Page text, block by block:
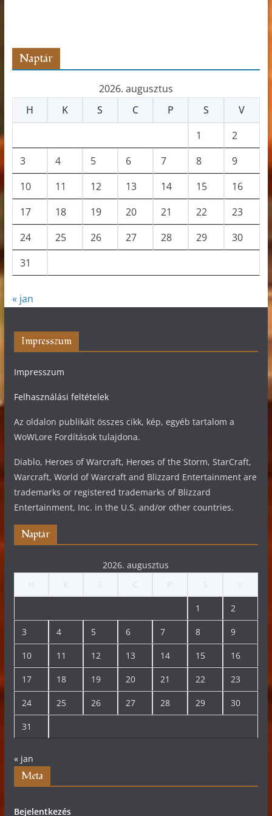
Naptár
2026. augusztus
H
K S C P S
V
1
2
3
4 5 6 7 8
9
10
11 12 13 14 15
16
17
18 19 20 21 22
23
24
25 26 27 28 29
30
31
« jan
Impresszum
Impresszum
Felhasználási feltételek
Az oldalon publikált összes cikk, kép, egyéb tartalom a
WoWLore Fordítások tulajdona.
Diablo, Heroes of Warcraft, Heroes of the Storm, StarCraft,
Warcraft, World of Warcraft and Blizzard Entertainment are
trademarks or registered trademarks of Blizzard
Entertainment, Inc. in the U.S. and/or other countries.
Naptár
2026. augusztus
1 2
3 4 5 6 7 8 9
10 11 12 13 14 15 16
17 18 19 20 21 22 23
24 25 26 27 28 29 30
31
« jan
Meta
Bejelentkezés